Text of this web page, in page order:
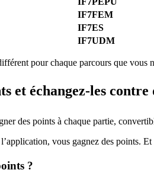
IF7FEM
IF7ES
IF7UDM
pour chaque parcours que vous
et échangez-les contre
des points à chaque partie,
vous gagnez des points.
?